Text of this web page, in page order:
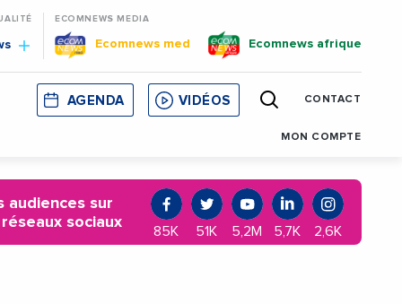
ECOMNEWS MEDIA
Ecomnews med Ecomnews afrique
CORSE MONACO CATALOGNE
AGENDA VIDÉOS CONTACT
MON COMPTE
audiences sur
sociaux
85K 51K 5,2M 5,7K 2,6K